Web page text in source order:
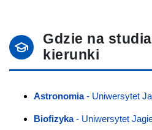
Gdzie na
kierunki
Astronomia- Uniwersytet
Biofizyka- Uniwersytet